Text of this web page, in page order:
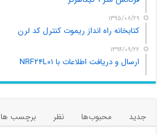
۱۳۹۵/۰۸/۲۹
کتابخانه راه انداز ریموت کنترل کد لرن
۱۳۹۴/۰۹/۲۲
ارسال و دریافت اطلاعات با NRF۲۴L۰۱
جدید محبوب‌ها نظر
برچسب ها